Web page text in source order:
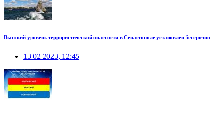
Высокий уровень террористической опасности в Севастополе установлен бессрочно
13 02 2023, 12:45